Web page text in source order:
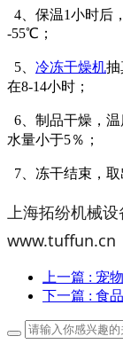
4、保温1小时后
-55℃；
5、 冷冻干燥机抽
在8-14小时；
6、制品干燥，
水量小于5％；
7、冻干结束，取
上海拓纷机械
www.tuffun.cn
上一篇 : 宠
下一篇 : 食